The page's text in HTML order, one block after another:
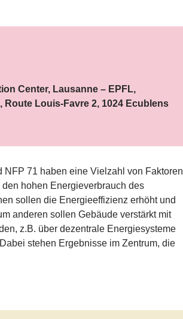
Center, Lausanne – EPFL,
Route Louis-Favre 2, 1024 Ecublens
NFP 71 haben eine Vielzahl von Faktoren
hohen Energieverbrauch des
sollen die Energieeffizienz erhöht und
anderen sollen Gebäude verstärkt mit
z.B. über dezentrale Energiesysteme
stehen Ergebnisse im Zentrum, die